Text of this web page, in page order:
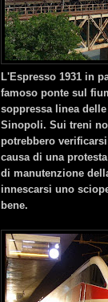
L'Espresso 1931 in
famoso ponte sul
soppressa linea
Sinopoli. Sui treni
potrebbero
causa di una
di manutenzione
innescarsi uno
bene.